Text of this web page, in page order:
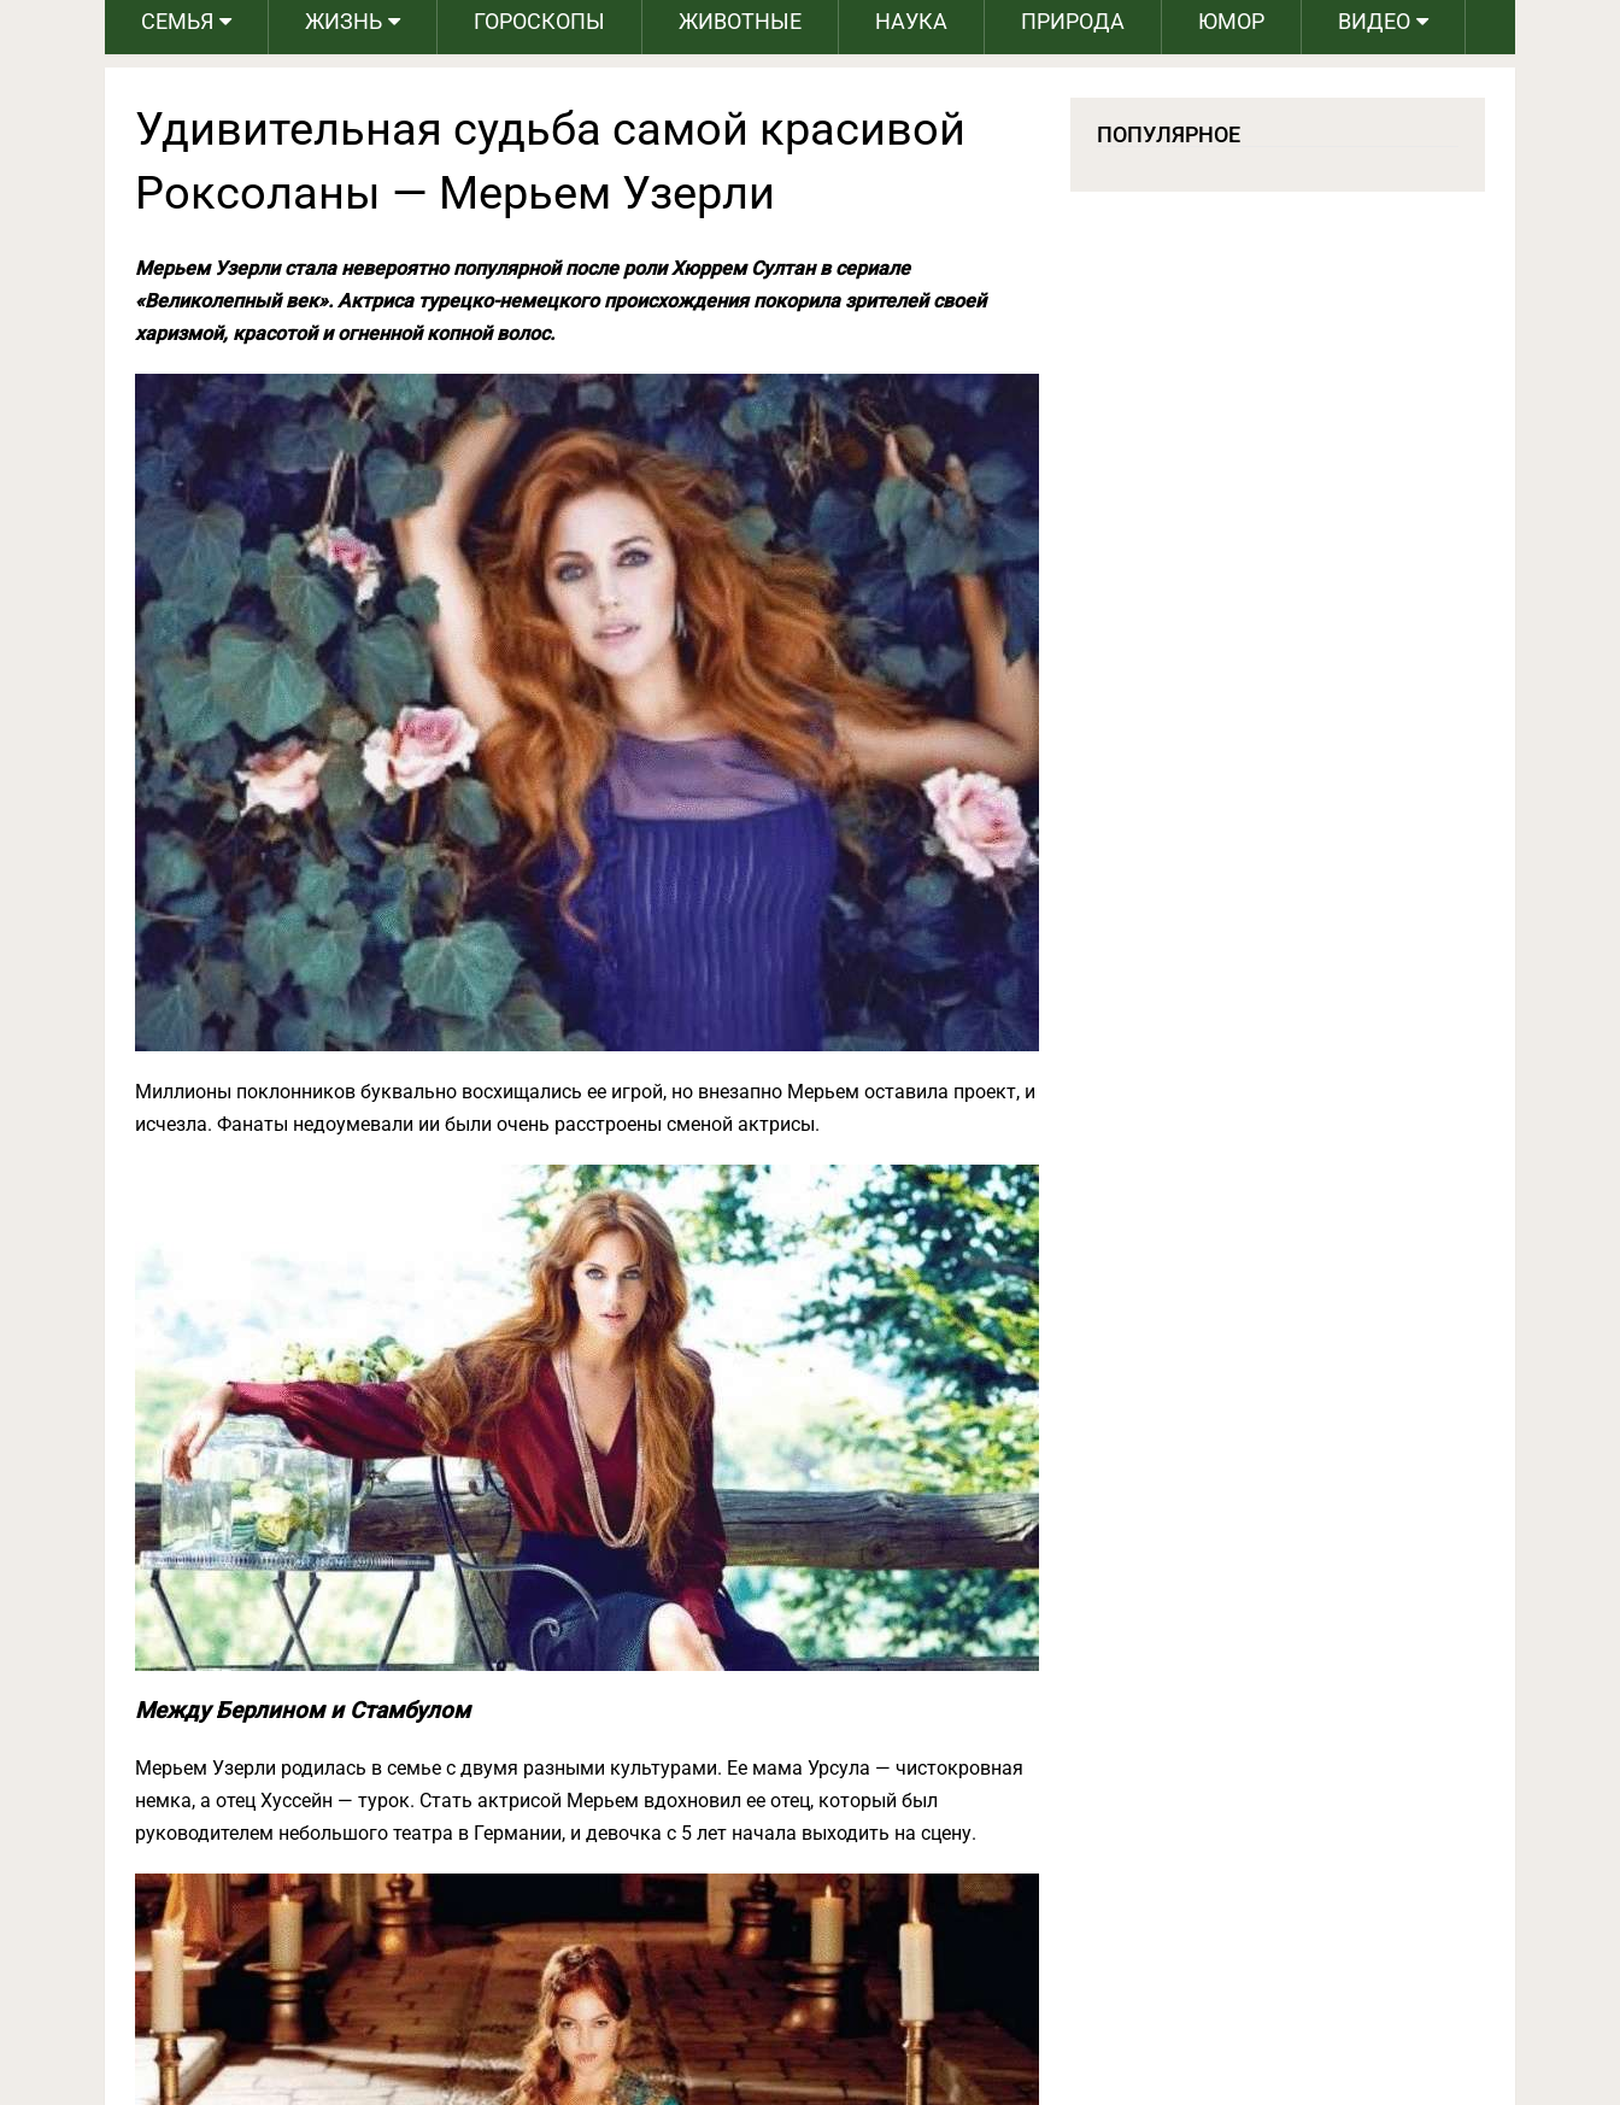
СЕМЬЯ ЖИЗНЬ ГОРОСКОПЫ ЖИВОТНЫЕ НАУКА ПРИРОДА ЮМОР ВИДЕО
Удивительная судьба самой красивой
Роксоланы — Мерьем Узерли
Мерьем Узерли стала невероятно популярной после роли Хюррем Султан в сериале
«Великолепный век». Актриса турецко-немецкого происхождения покорила зрителей своей
харизмой, красотой и огненной копной волос.
Миллионы поклонников буквально восхищались ее игрой, но внезапно Мерьем оставила проект, и
исчезла. Фанаты недоумевали ии были очень расстроены сменой актрисы.
Между Берлином и Стамбулом
Мерьем Узерли родилась в семье с двумя разными культурами. Ее мама Урсула — чистокровная
немка, а отец Хуссейн — турок. Стать актрисой Мерьем вдохновил ее отец, который был
руководителем небольшого театра в Германии, и девочка с 5 лет начала выходить на сцену.
ПОПУЛЯРНОЕ